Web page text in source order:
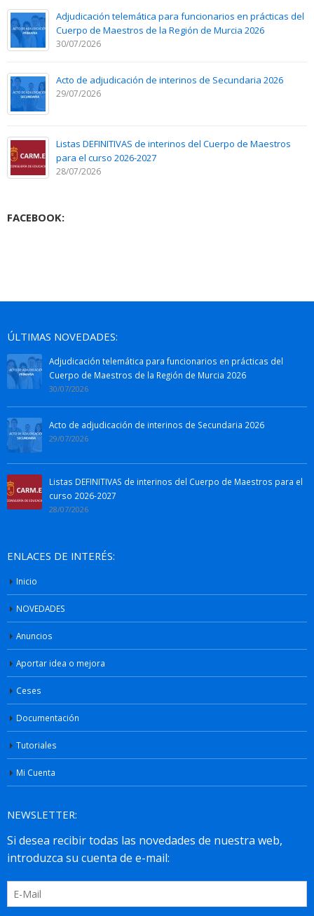
Adjudicación telemática para funcionarios en prácticas del
Cuerpo de Maestros de la Región de Murcia 2026
30/07/2026
Acto de adjudicación de interinos de Secundaria 2026
29/07/2026
Listas DEFINITIVAS de interinos del Cuerpo de Maestros
para el curso 2026-2027
28/07/2026
FACEBOOK:
ÚLTIMAS NOVEDADES:
Adjudicación telemática para funcionarios en prácticas del
Cuerpo de Maestros de la Región de Murcia 2026
30/07/2026
Acto de adjudicación de interinos de Secundaria 2026
29/07/2026
Listas DEFINITIVAS de interinos del Cuerpo de Maestros para el
curso 2026-2027
28/07/2026
ENLACES DE INTERÉS:
Inicio
NOVEDADES
Anuncios
Aportar idea o mejora
Ceses
Documentación
Tutoriales
Mi Cuenta
NEWSLETTER: